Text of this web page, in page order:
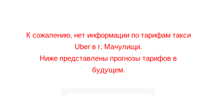
К сожалению, нет информации по тарифам такси
Uber в г. Мачулищи.
Ниже представлены прогнозы тарифов в
будущем.